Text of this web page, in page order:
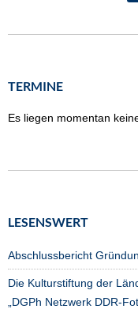
TERMINE
Es liegen momentan
LESENSWERT
Abschlussbericht
Die Kulturstiftung der
„DGPh Netzwerk DDR-